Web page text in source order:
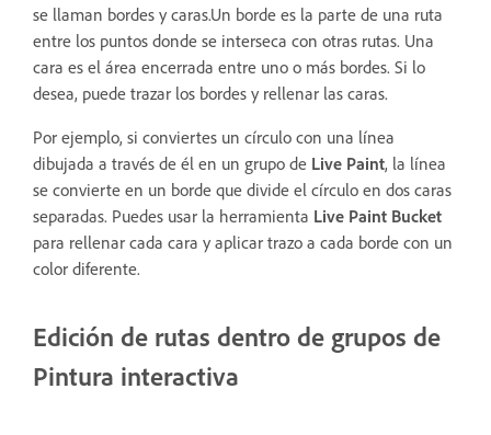
se llaman bordes y caras.Un borde es la parte de una ruta
entre los puntos donde se interseca con otras rutas. Una
cara es el área encerrada entre uno o más bordes. Si lo
desea, puede trazar los bordes y rellenar las caras.
Por ejemplo, si conviertes un círculo con una línea
dibujada a través de él en un grupo de Live Paint, la línea
se convierte en un borde que divide el círculo en dos caras
separadas. Puedes usar la herramienta Live Paint Bucket
para rellenar cada cara y aplicar trazo a cada borde con un
color diferente.
Edición de rutas dentro de grupos de
Pintura interactiva